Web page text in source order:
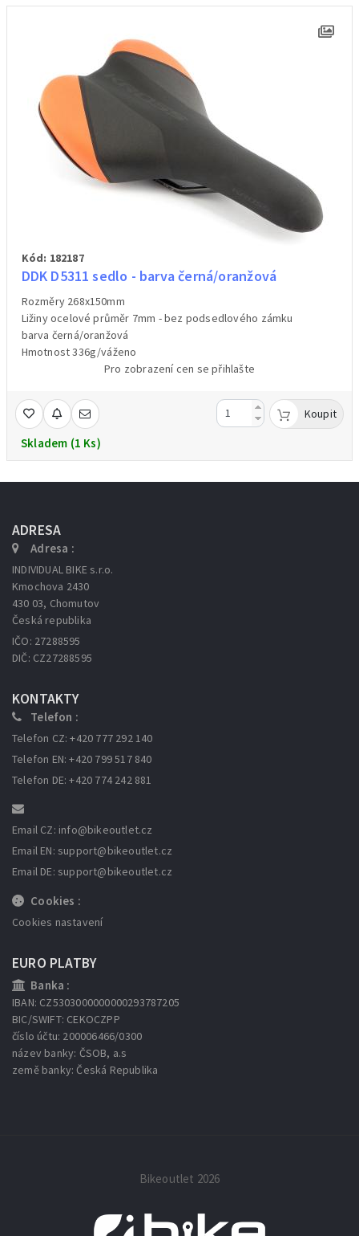
Kód: 182187
DDK D5311 sedlo - barva černá/oranžová
Rozměry 268x150mm
Ližiny ocelové průměr 7mm - bez podsedlového zámku
barva černá/oranžová
Hmotnost 336g/váženo
Pro zobrazení cen se přihlašte
Skladem (1 Ks)
Koupit
ADRESA
Adresa :
INDIVIDUAL BIKE s.r.o.
Kmochova 2430
430 03, Chomutov
Česká republika
IČO: 27288595
DIČ: CZ27288595
KONTAKTY
Telefon :
Telefon CZ: +420 777 292 140
Telefon EN: +420 799 517 840
Telefon DE: +420 774 242 881
Email CZ: info@bikeoutlet.cz
Email EN: support@bikeoutlet.cz
Email DE: support@bikeoutlet.cz
Cookies :
Cookies nastavení
EURO PLATBY
Banka :
IBAN: CZ5303000000000293787205
BIC/SWIFT: CEKOCZPP
číslo účtu: 200006466/0300
název banky: ČSOB, a.s
země banky: Česká Republika
Bikeoutlet 2026